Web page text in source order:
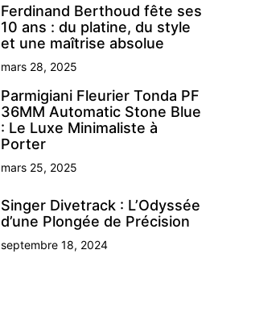
Ferdinand Berthoud fête ses
10 ans : du platine, du style
et une maîtrise absolue
mars 28, 2025
Parmigiani Fleurier Tonda PF
36MM Automatic Stone Blue
: Le Luxe Minimaliste à
Porter
mars 25, 2025
Singer Divetrack : L’Odyssée
d’une Plongée de Précision
septembre 18, 2024